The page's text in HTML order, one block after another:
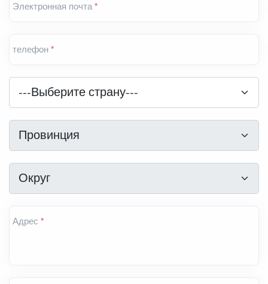
Электронная почта*
телефон *
---Выберите страну---
Провинция
Округ
Адрес *